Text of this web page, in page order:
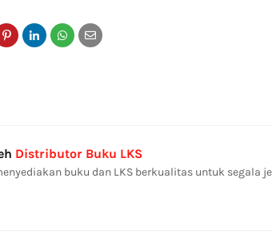
Distributor Buku LKS
buku dan LKS berkualitas untuk segala